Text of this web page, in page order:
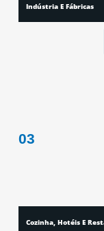
Indústria E Fábricas
03
Cozinha, Hotéis E